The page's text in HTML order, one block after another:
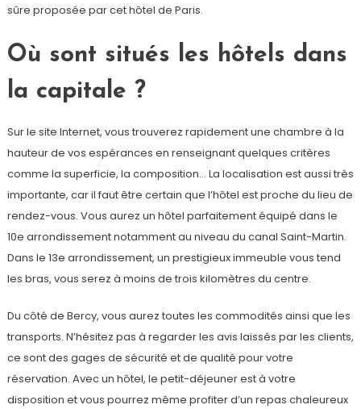
sûre proposée par cet hôtel de Paris.
Où sont situés les hôtels dans
la capitale ?
Sur le site Internet, vous trouverez rapidement une chambre à la
hauteur de vos espérances en renseignant quelques critères
comme la superficie, la composition… La localisation est aussi très
importante, car il faut être certain que l’hôtel est proche du lieu de
rendez-vous. Vous aurez un hôtel parfaitement équipé dans le
10e arrondissement notamment au niveau du canal Saint-Martin.
Dans le 13e arrondissement, un prestigieux immeuble vous tend
les bras, vous serez à moins de trois kilomètres du centre.
Du côté de Bercy, vous aurez toutes les commodités ainsi que les
transports. N’hésitez pas à regarder les avis laissés par les clients,
ce sont des gages de sécurité et de qualité pour votre
réservation. Avec un hôtel, le petit-déjeuner est à votre
disposition et vous pourrez même profiter d’un repas chaleureux